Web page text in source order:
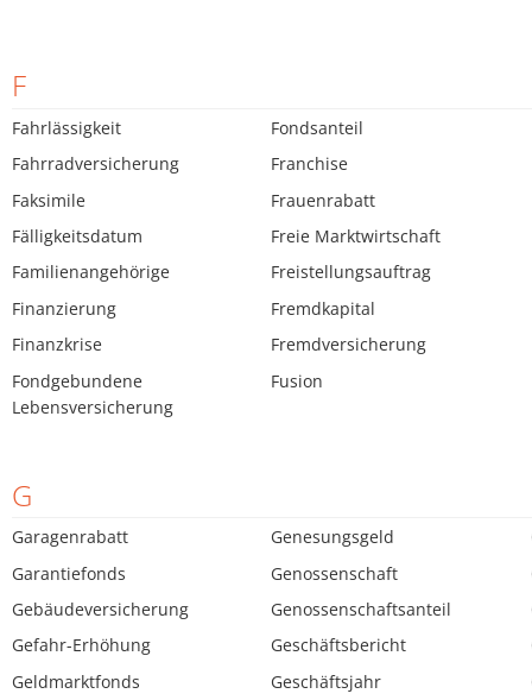
F
Fahrlässigkeit
Fahrradversicherung
Faksimile
Fälligkeitsdatum
Familienangehörige
Finanzierung
Finanzkrise
Fondgebundene
Lebensversicherung
Fondsanteil
Franchise
Frauenrabatt
Freie Marktwirtschaft
Freistellungsauftrag
Fremdkapital
Fremdversicherung
Fusion
G
Garagenrabatt
Garantiefonds
Gebäudeversicherung
Gefahr-Erhöhung
Geldmarktfonds
Genesungsgeld
Genossenschaft
Genossenschaftsanteil
Geschäftsbericht
Geschäftsjahr